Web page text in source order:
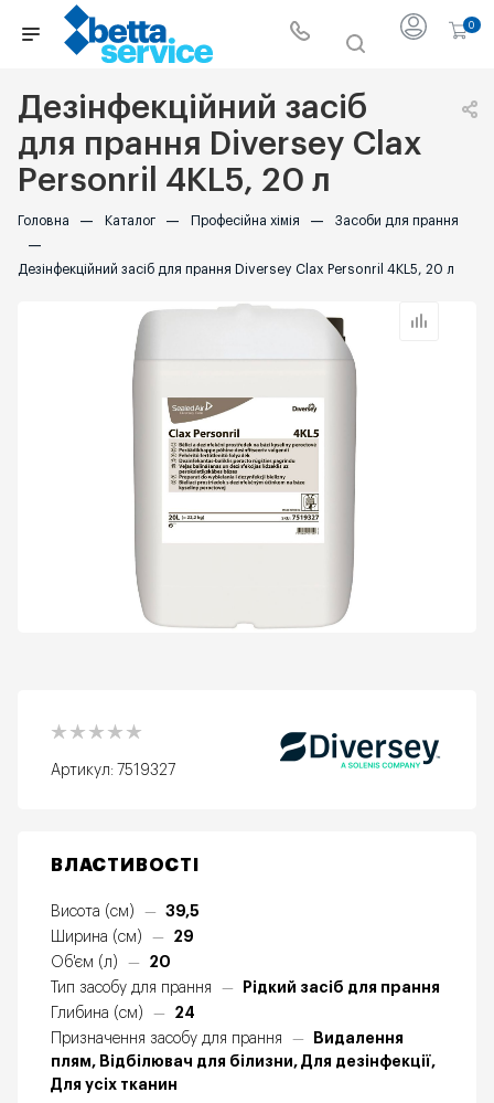
0
Дезінфекційний засіб
для прання Diversey Clax
Personril 4KL5, 20 л
Головна — Каталог — Професійна хімія — Засоби для прання
—
Дезінфекційний засіб для прання Diversey Clax Personril 4KL5, 20 л
Артикул: 7519327
ВЛАСТИВОСТІ
Висота (см) —
39,5
Ширина (см)
—
29
Об'єм (л)
—
20
Тип засобу для прання
—
Рідкий засіб для прання
Глибина (см)
—
24
Призначення засобу для прання
—
Видалення
плям, Відбілювач для білизни, Для дезінфекції,
Для усіх тканин